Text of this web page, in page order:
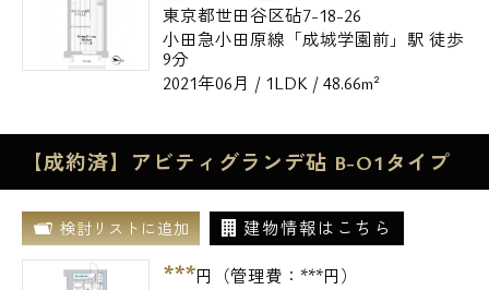
東京都世田谷区砧7-18-26
小田急小田原線「成城学園前」駅 徒歩
9分
2021年06月 / 1LDK / 48.66m²
【成約済】アビティグランデ砧 B-O1タイプ
検討リストに追加 建物情報はこちら
***円（管理費： ***円）